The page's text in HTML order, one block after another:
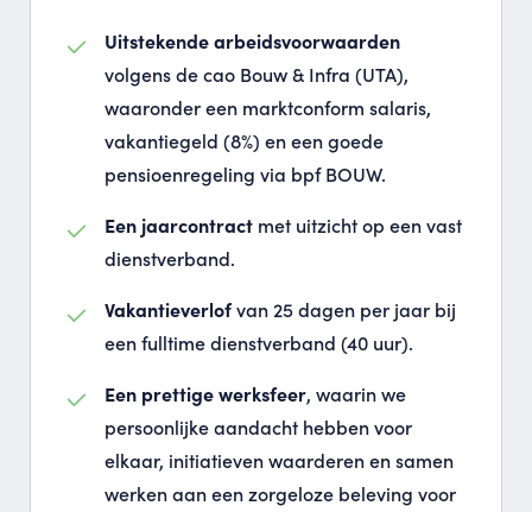
Uitstekende arbeidsvoorwaarden
volgens de cao Bouw & Infra (UTA),
waaronder een marktconform salaris,
vakantiegeld (8%) en een goede
pensioenregeling via bpf BOUW.
Een jaarcontract met uitzicht op een vast
dienstverband.
Vakantieverlofvan 25 dagen per jaar bij
een fulltime dienstverband (40 uur).
Een prettige werksfeer, waarin we
persoonlijke aandacht hebben voor
elkaar, initiatieven waarderen en samen
werken aan een zorgeloze beleving voor